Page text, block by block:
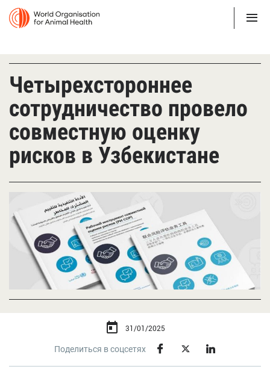
Четырехстороннее
сотрудничество провело
совместную оценку
рисков в Узбекистане
31/01/2025
Поделиться в соцсетях